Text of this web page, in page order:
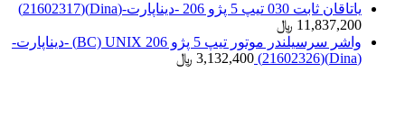
یاتاقان ثابت 030 تیپ 5 پژو 206 -دیناپارت-(Dina)(21602317)
11,837,200 ﷼
واشر سرسیلندر موتور تیپ 5 پژو 206 BC) UNIX) -دیناپارت-
(Dina)(21602326)
3,132,400 ﷼